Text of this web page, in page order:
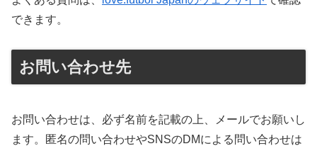
できます。
お問い合わせ先
お問い合わせは、必ず名前を記載の上、メールでお願いし
ます。匿名の問い合わせやSNSのDMによる問い合わせは